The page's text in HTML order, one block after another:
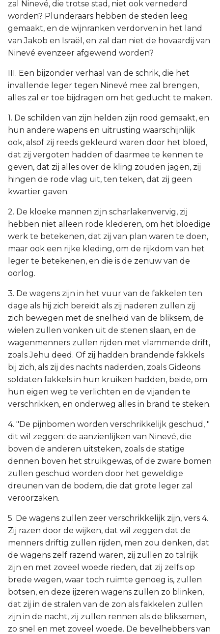
zal Ninevé, die trotse stad, niet ook vernederd
worden? Plunderaars hebben de steden leeg
gemaakt, en de wijnranken verdorven in het land
van Jakob en Israël, en zal dan niet de hovaardij van
Ninevé evenzeer afgewend worden?
III. Een bijzonder verhaal van de schrik, die het
invallende leger tegen Ninevé mee zal brengen,
alles zal er toe bijdragen om het geducht te maken.
1. De schilden van zijn helden zijn rood gemaakt, en
hun andere wapens en uitrusting waarschijnlijk
ook, alsof zij reeds gekleurd waren door het bloed,
dat zij vergoten hadden of daarmee te kennen te
geven, dat zij alles over de kling zouden jagen, zij
hingen de rode vlag uit, ten teken, dat zij geen
kwartier gaven.
2. De kloeke mannen zijn scharlakenvervig, zij
hebben niet alleen rode klederen, om het bloedige
werk te betekenen, dat zij van plan waren te doen,
maar ook een rijke kleding, om de rijkdom van het
leger te betekenen, en die is de zenuw van de
oorlog.
3. De wagens zijn in het vuur van de fakkelen ten
dage als hij zich bereidt als zij naderen zullen zij
zich bewegen met de snelheid van de bliksem, de
wielen zullen vonken uit de stenen slaan, en de
wagenmenners zullen rijden met vlammende drift,
zoals Jehu deed. Of zij hadden brandende fakkels
bij zich, als zij des nachts naderden, zoals Gideons
soldaten fakkels in hun kruiken hadden, beide, om
hun eigen weg te verlichten en de vijanden te
verschrikken, en onderweg alles in brand te steken.
4. "De pijnbomen worden verschrikkelijk geschud, "
dit wil zeggen: de aanzienlijken van Ninevé, die
boven de anderen uitsteken, zoals de statige
dennen boven het struikgewas, of de zware bomen
zullen geschud worden door het geweldige
dreunen van de bodem, die dat grote leger zal
veroorzaken.
5. De wagens zullen zeer verschrikkelijk zijn, vers 4.
Zij razen door de wijken, dat wil zeggen dat de
menners driftig zullen rijden, men zou denken, dat
de wagens zelf razend waren, zij zullen zo talrijk
zijn en met zoveel woede rieden, dat zij zelfs op
brede wegen, waar toch ruimte genoeg is, zullen
botsen, en deze ijzeren wagens zullen zo blinken,
dat zij in de stralen van de zon als fakkelen zullen
zijn in de nacht, zij zullen rennen als de bliksemen,
zo snel en met zoveel woede. De bevelhebbers van